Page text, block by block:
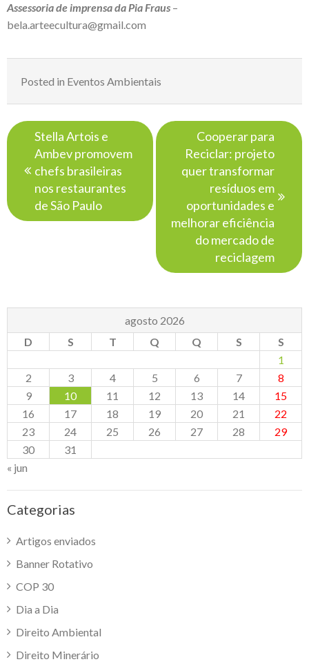
Assessoria de imprensa da Pia Fraus –
bela.arteecultura@gmail.com
Posted in Eventos Ambientais
Navegação
de
Post
Stella Artois e
Ambev promovem
chefs brasileiras
nos restaurantes
de São Paulo
Cooperar para
Reciclar: projeto
quer transformar
resíduos em
oportunidades e
melhorar eficiência
do mercado de
reciclagem
agosto 2026
D
S T Q Q S
S
1
2
3 4 5 6 7
8
9
10 11 12 13 14
15
16
17 18 19 20 21
22
23
24 25 26 27 28
29
30
31
« jun
Categorias
Artigos enviados
Banner Rotativo
COP 30
Dia a Dia
Direito Ambiental
Direito Minerário